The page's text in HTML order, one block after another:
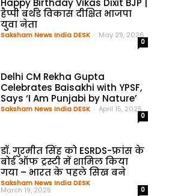
Happy Birthday Vikas Dixit BJP |
हैप्पी बर्थडे विकास दीक्षित भाजपा
युवा नेता
Saksham News India DESK - May 29, 2026
0
Delhi CM Rekha Gupta
Celebrates Baisakhi with YPSF,
Says ‘I Am Punjabi by Nature’
Saksham News India DESK - April 15, 2025
0
डॉ. गुरमीत सिंह को ESRDS-फ्रांस के
बोर्ड ऑफ ट्रस्टी में शामिल किया
गया – भारत के पहले सिख बने
Saksham News India DESK -
March 19, 2025 0